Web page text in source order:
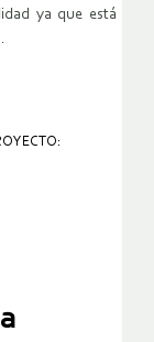
ya que está